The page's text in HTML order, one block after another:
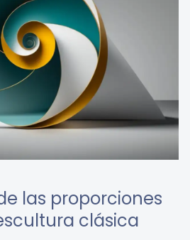
las proporciones
clásica